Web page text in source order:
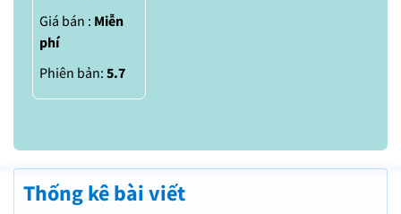
Giá bán : Miễn
phí
Phiên bản: 5.7
Thống kê bài viết